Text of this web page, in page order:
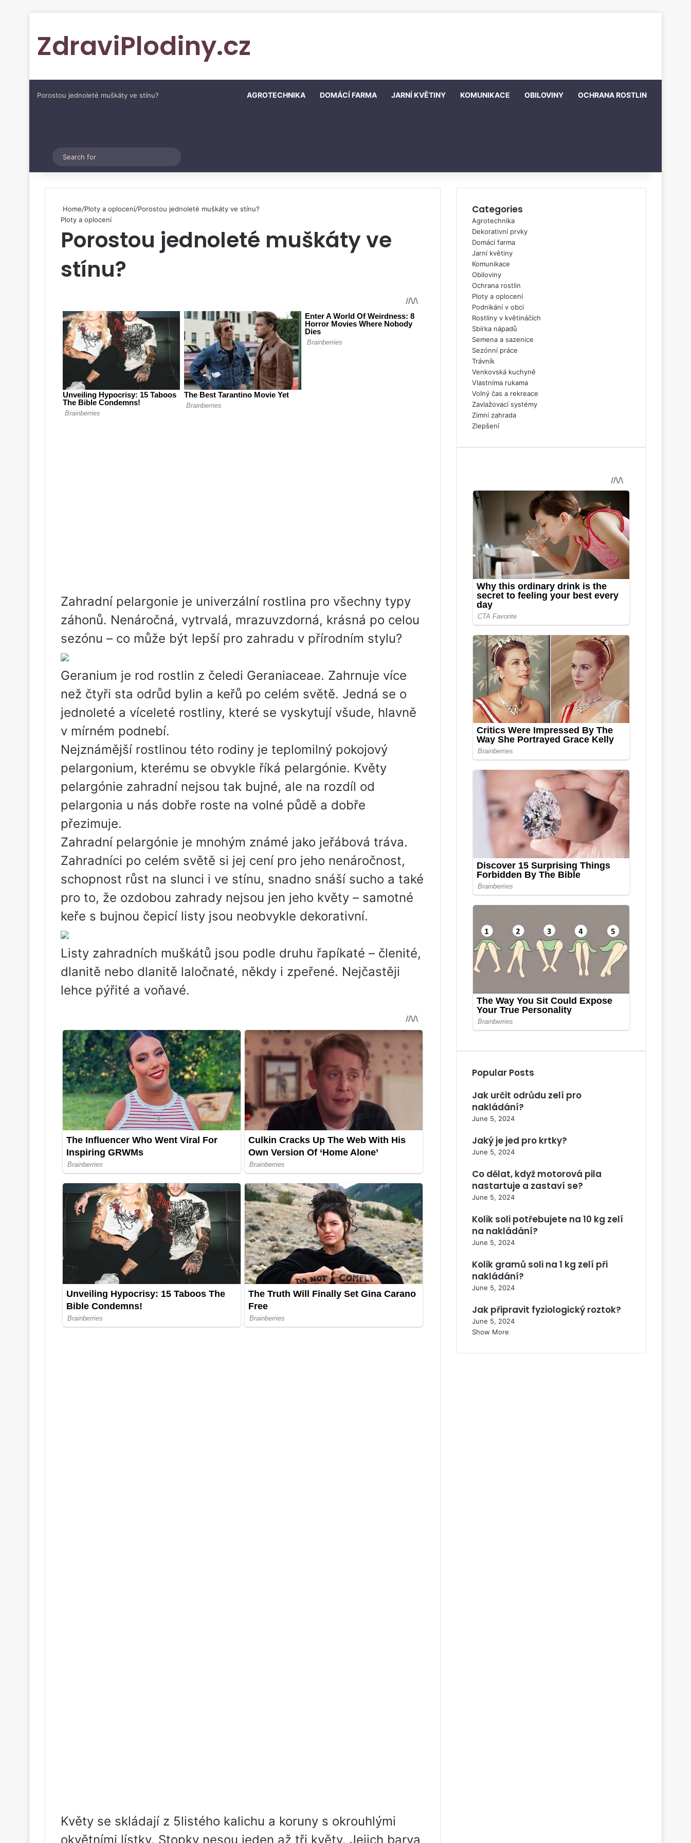
ZdraviPlodiny.cz
Porostou jednoleté muškáty ve stínu? AGROTECHNIKA DOMÁCÍ FARMA JARNÍ KVĚTINY KOMUNIKACE OBILOVINY OCHRANA ROSTLIN
Switch skin
for
Home/Ploty a oplocení/Porostou jednoleté muškáty ve stínu?
Ploty a oplocení
Porostou jednoleté muškáty ve
stínu?
Zahradní pelargonie je univerzální rostlina pro všechny typy
záhonů. Nenáročná, vytrvalá, mrazuvzdorná, krásná po celou
sezónu – co může být lepší pro zahradu v přírodním stylu?
Geranium je rod rostlin z čeledi Geraniaceae. Zahrnuje více
než čtyři sta odrůd bylin a keřů po celém světě. Jedná se o
jednoleté a víceleté rostliny, které se vyskytují všude, hlavně
v mírném podnebí.
Nejznámější rostlinou této rodiny je teplomilný pokojový
pelargonium, kterému se obvykle říká pelargónie. Květy
pelargónie zahradní nejsou tak bujné, ale na rozdíl od
pelargonia u nás dobře roste na volné půdě a dobře
přezimuje.
Zahradní pelargónie je mnohým známé jako jeřábová tráva.
Zahradníci po celém světě si jej cení pro jeho nenáročnost,
schopnost růst na slunci i ve stínu, snadno snáší sucho a také
pro to, že ozdobou zahrady nejsou jen jeho květy – samotné
keře s bujnou čepicí listy jsou neobvykle dekorativní.
Listy zahradních muškátů jsou podle druhu řapíkaté – členité,
dlanitě nebo dlanitě laločnaté, někdy i zpeřené. Nejčastěji
lehce pýřité a voňavé.
Květy se skládají z 5listého kalichu a koruny s okrouhlými
okvětními lístky. Stopky nesou jeden až tři květy. Jejich barva
Categories
Agrotechnika
Dekorativní prvky
Domácí farma
Jarní květiny
Komunikace
Obiloviny
Ochrana rostlin
Ploty a oplocení
Podnikání v obci
Rostliny v květináčích
Sbírka nápadů
Semena a sazenice
Sezónní práce
Trávník
Venkovská kuchyně
Vlastníma rukama
Volný čas a rekreace
Zavlažovací systémy
Zimní zahrada
Zlepšení
Popular Posts
Jak určit odrůdu zelí pro
nakládání?
June 5, 2024
Jaký je jed pro krtky?
June 5, 2024
Co dělat, když motorová pila
nastartuje a zastaví se?
June 5, 2024
Kolik soli potřebujete na 10 kg zelí
na nakládání?
June 5, 2024
Kolik gramů soli na 1 kg zelí při
nakládání?
June 5, 2024
Jak připravit fyziologický roztok?
June 5, 2024
Show More